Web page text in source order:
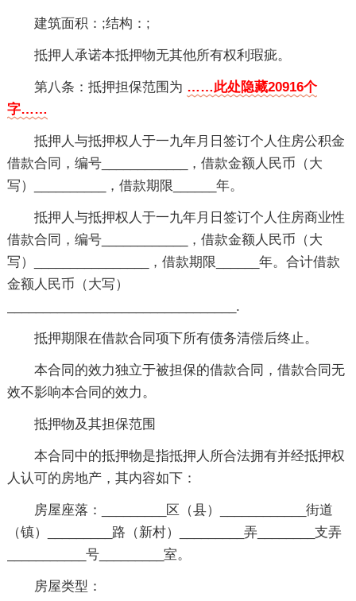
建筑面积：;结构：;
抵押人承诺本抵押物无其他所有权利瑕疵。
第八条：抵押担保范围为 ……此处隐藏20916个
字……
抵押人与抵押权人于一九年月日签订个人住房公积金
借款合同，编号____________，借款金额人民币（大
写）__________，借款期限______年。
抵押人与抵押权人于一九年月日签订个人住房商业性
借款合同，编号____________，借款金额人民币（大
写）________________，借款期限______年。合计借款
金额人民币（大写）
________________________________.
抵押期限在借款合同项下所有债务清偿后终止。
本合同的效力独立于被担保的借款合同，借款合同无
效不影响本合同的效力。
抵押物及其担保范围
本合同中的抵押物是指抵押人所合法拥有并经抵押权
人认可的房地产，其内容如下：
房屋座落：_________区（县）____________街道
（镇）_________路（新村）_________弄________支弄
___________号_________室。
房屋类型：